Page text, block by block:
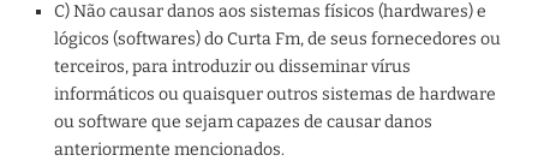
C) Não causar danos aos sistemas físicos (hardwares) e
lógicos (softwares) do Curta Fm, de seus fornecedores ou
terceiros, para introduzir ou disseminar vírus
informáticos ou quaisquer outros sistemas de hardware
ou software que sejam capazes de causar danos
anteriormente mencionados.